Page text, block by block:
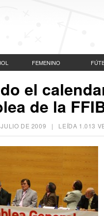
FEMENINO
el
de la
DE 2009 | LEÍDA 1.013